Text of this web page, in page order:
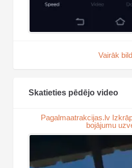
Vairāk
Skatieties pēdējo video
Pagalmaatrakcijas.lv
bojājumu